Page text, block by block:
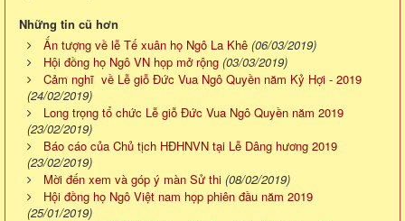
Những tin cũ hơn
Ấn tượng về lễ Tế xuân họ Ngô La Khê (06/03/2019)
Hội đồng họ Ngô VN họp mở rộng (03/03/2019)
Cảm nghĩ về Lễ giỗ Đức Vua Ngô Quyền năm Kỷ Hợi - 2019
(24/02/2019)
Long trọng tổ chức Lễ giỗ Đức Vua Ngô Quyền năm 2019
(23/02/2019)
Báo cáo của Chủ tịch HĐHNVN tại Lễ Dâng hương 2019
(23/02/2019)
Mời đến xem và góp ý màn Sử thi (08/02/2019)
Hội đồng họ Ngô Việt nam họp phiên đầu năm 2019
(25/01/2019)